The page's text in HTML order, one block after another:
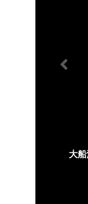
大